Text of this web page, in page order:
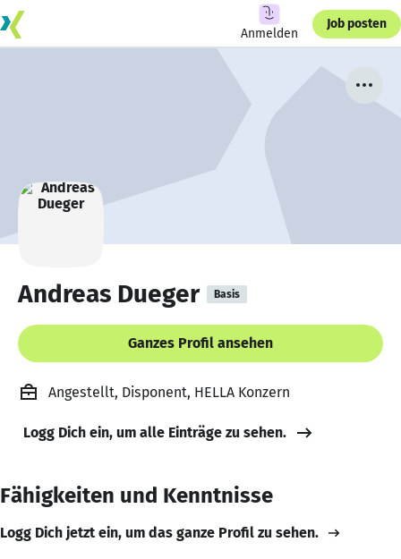
Anmelden
Job posten
Andreas Dueger Basis
Ganzes Profil ansehen
Angestellt, Disponent, HELLA Konzern
Logg Dich ein, um alle Einträge zu sehen.
Fähigkeiten und Kenntnisse
Logg Dich jetzt ein, um das ganze Profil zu sehen.